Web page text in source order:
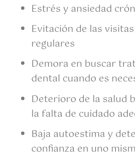
Estrés y ansiedad
Evitación de las
regulares
Demora en buscar
dental cuando es
Deterioro de la salud
la falta de cuidado
Baja autoestima y
confianza en uno